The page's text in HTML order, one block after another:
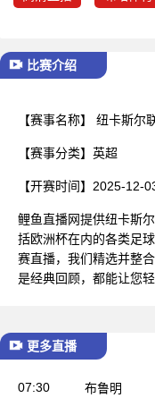
比赛介绍
【赛事名称】 纽卡斯尔
【赛事分类】 英超
【开赛时间】 2025-12-
鲤鱼直播网提供纽卡斯
括欧洲杯在内的各类足
赛直播，我们精选并整
是经典回顾，都能让您
更多直播
07:30
布鲁明